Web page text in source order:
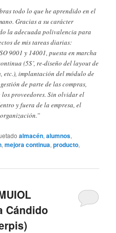
todo lo que he aprendido en el
Gracias a su carácter
la adecuada polivalencia para
de mis tareas diarias:
9001 y 14001, puesta en marcha
(5S’, re-diseño del layout de
etc.), implantación del módulo de
de parte de las compras,
proveedores. Sin olvidar el
y fuera de la empresa, el
almacén,alumnos,
,mejora continua,producto,
Cándido